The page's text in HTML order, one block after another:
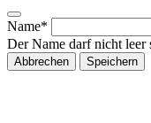
Name*
Der Name darf nicht leer
Abbrechen Speichern